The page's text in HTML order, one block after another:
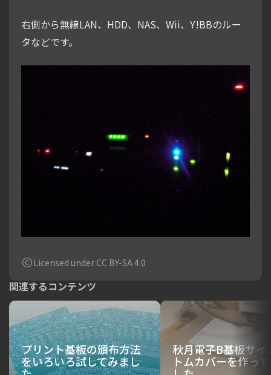
右側から無線LAN、HDD、NAS、Wii、Y!BBのルー
タなどです。
Licensed under CC BY-SA 4.0
関連するコンテンツ
プリント基板の頒布方法
をいろいろ試してみまし
秋月電子B基板サイ
トムカバーを作っ